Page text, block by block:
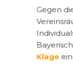
Gegen
Klage